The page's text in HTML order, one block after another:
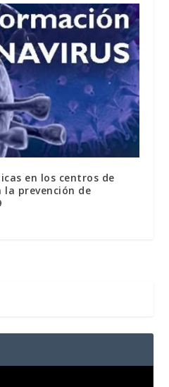
en los centros de
prevención de